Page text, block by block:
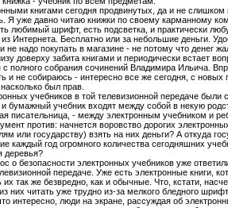
книгами сегодня продвинутых, да и не слишком
Я уже давно читаю книжки по своему карманному
любимый шрифт, есть подсветка, и практически
из Интернета. Бесплатно или за небольшие деньги.
не надо покупать в магазине - не потому что денег
доверху забита книгами и периодически встает
с полного собрания сочинений Владимира Ильича.
и не собираюсь - интересно все же сегодня, с новых
был прав.
учебников в той телевизионной передаче были
бумажный учебник входят между собой в некую
писательница, - между электронным учебником и
против: начнется воровство дорогих
или государству) взять на них деньги? А откуда
каждый год огромного количества сегодняшних
деревья?
о безопасности электронных учебников уже
передаче. Уже есть электронные книги,
их так же безвредно, как и обычные. Что, кстати,
них читать уже трудно из-за мелкого бледного
интересно, люди на экране, рассуждая об